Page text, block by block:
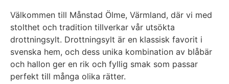
Välkommen till Månstad Ölme, Värmland, där vi med
stolthet och tradition tillverkar vår utsökta
drottningsylt. Drottningsylt är en klassisk favorit i
svenska hem, och dess unika kombination av blåbär
och hallon ger en rik och fyllig smak som passar
perfekt till många olika rätter.